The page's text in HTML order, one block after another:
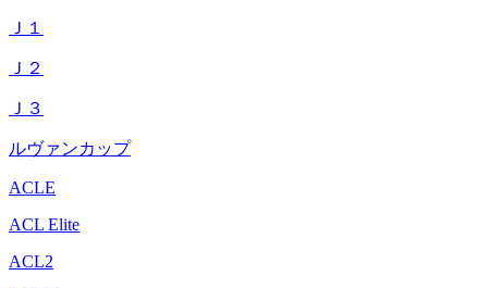
Ｊ１
Ｊ２
Ｊ３
ルヴァンカップ
ACLE
ACL Elite
ACL2